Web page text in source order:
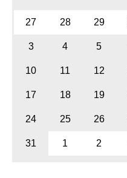
27 28 29
3 4 5
10 11 12
17 18 19
24 25 26
31 1 2